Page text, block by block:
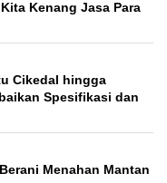
Kenang Jasa Para
Cikedal hingga
Spesifikasi dan
Menahan Mantan